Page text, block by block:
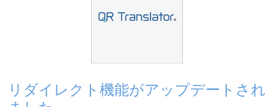
リダイレクト機能がアップデートされ